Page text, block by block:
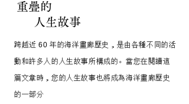
重疊的
人生故事
跨越近 60 年的海洋畫廊歷史，是由各種不同的活
動和許多人的人生故事所構成的。當您在閱讀這
篇文章時，您的人生故事也將成為海洋畫廊歷史
的一部分